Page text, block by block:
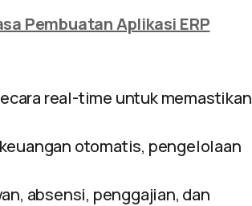
Pembuatan Aplikasi ERP
real-time untuk memastikan
otomatis, pengelolaan
absensi, penggajian, dan